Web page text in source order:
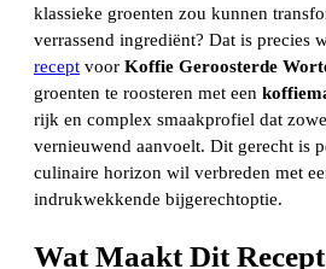
klassieke groenten zou kunnen
verrassend ingrediënt? Dat is precies
recept voor Koffie Geroosterde
groenten te roosteren met een
rijk en complex smaakprofiel dat
vernieuwend aanvoelt. Dit gerecht is
culinaire horizon wil verbreden met
indrukwekkende bijgerechtoptie.
Wat Maakt Dit